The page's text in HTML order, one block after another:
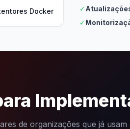
Docker
✓
✓
de organizações que já